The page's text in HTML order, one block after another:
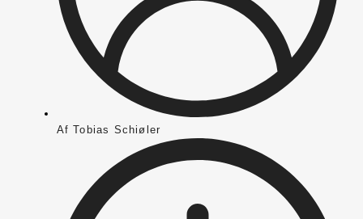
Af Tobias Schiøler